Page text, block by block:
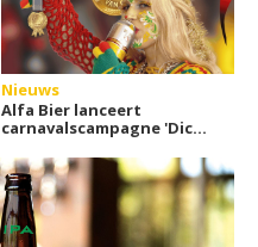
Nieuws
Alfa Bier lanceert
carnavalscampagne 'Dich